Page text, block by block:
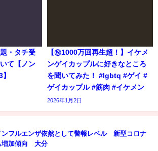
・タチ受
て【ノン
【㊗️1000万回再生超！】イケメ
ンゲイカップルに好きなところ
を聞いてみた！ #lgbtq #ゲイ #
ゲイカップル #筋肉 #イケメン
2026年1月2日
ンフルエンザ依然として警報レベル 新型コロナ
増加傾向 大分